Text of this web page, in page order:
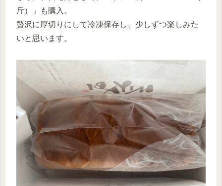
斤）」も購入。
贅沢に厚切りにして冷凍保存し、少しずつ楽しみた
いと思います。